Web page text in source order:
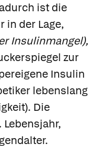
ist die
in der Lage,
Insulinmangel),
zur
Insulin
lebenslang
Die